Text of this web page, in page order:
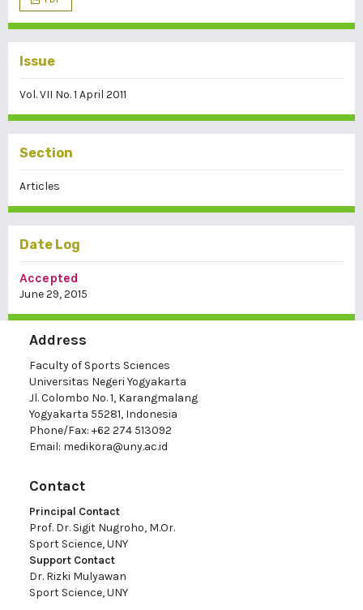
Issue
Vol. VII No. 1 April 2011
Section
Articles
Date Log
Accepted
June 29, 2015
Address
Faculty of Sports Sciences
Universitas Negeri Yogyakarta
Jl. Colombo No. 1, Karangmalang
Yogyakarta 55281, Indonesia
Phone/Fax: +62 274 513092
Email: medikora@uny.ac.id
Contact
Principal Contact
Prof. Dr. Sigit Nugroho, M.Or.
Sport Science, UNY
Support Contact
Dr. Rizki Mulyawan
Sport Science, UNY